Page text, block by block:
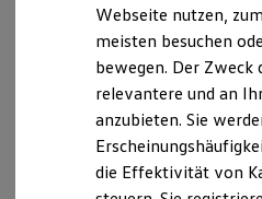
Laden
Laden unterwegs
Laden Zuhause
Ladestationen
Batterie
Sicherheit
Garantie und
Nachhaltigkeit
ues@schmidt-und-
+49 4202 88400
Webseite nutzen,
meisten besuchen
bewegen. Der Zweck
relevantere und an
anzubieten. Sie
die Effektivität von